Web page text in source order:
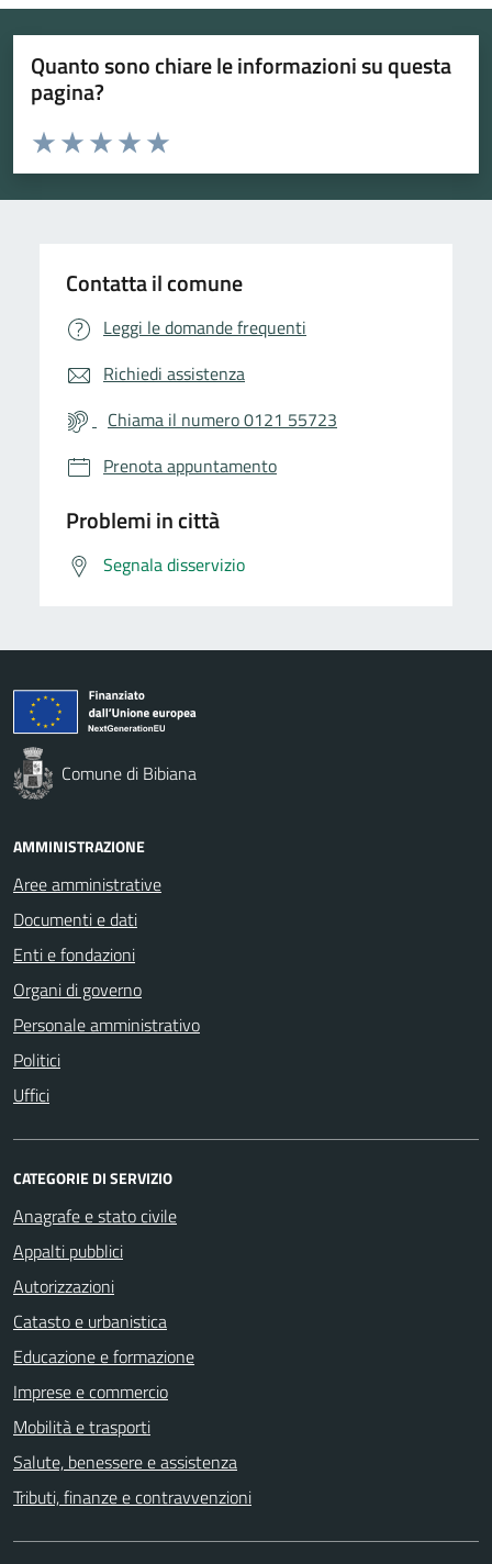
Quanto sono chiare le informazioni su questa
pagina?
Valuta da 1 a 5 stelle la pagina
Valuta 5 stelle su 5
Valuta 4 stelle su 5
Valuta 3 stelle su 5
Valuta 2 stelle su 5
Valuta 1 stelle su 5
Contatta il comune
Leggi le domande frequenti
Richiedi assistenza
Chiama il numero 0121 55723
Prenota appuntamento
Problemi in città
Segnala disservizio
Comune di Bibiana
AMMINISTRAZIONE
Aree amministrative
Documenti e dati
Enti e fondazioni
Organi di governo
Personale amministrativo
Politici
Uffici
CATEGORIE DI SERVIZIO
Anagrafe e stato civile
Appalti pubblici
Autorizzazioni
Catasto e urbanistica
Educazione e formazione
Imprese e commercio
Mobilità e trasporti
Salute, benessere e assistenza
Tributi, finanze e contravvenzioni